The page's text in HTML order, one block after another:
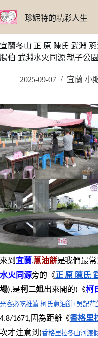
至
要
內
珍妮特的精彩人生
宜蘭冬山 正 原 陳氏 武淵
腸伯 武淵水火同源 親子公園
2025-09-07 宜蘭 小
來到宜蘭,蔥油餅是我們最
水火同源旁的《正 原 陳氏
場),是柯二姐出來開的(《柯
光客必吃推薦 柯氏蔥油餅+吳記花
4.8/1671,因為距離《香格里
次才注意到(香格里拉冬山河渡